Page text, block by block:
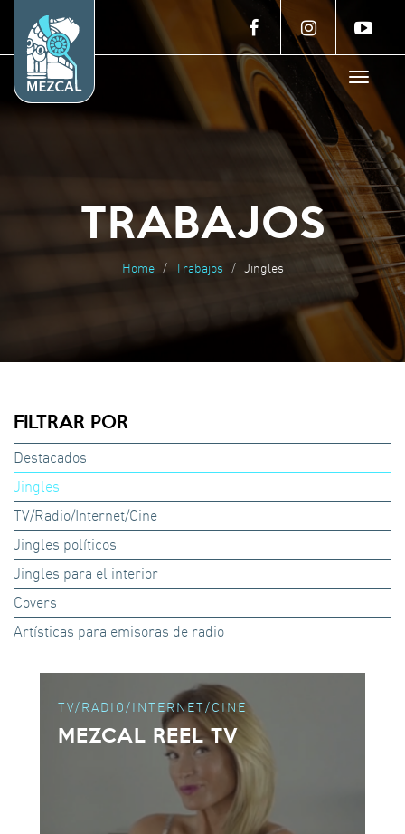
Toggle
TRABAJOS
Home Trabajos Jingles
FILTRAR POR
Destacados
Jingles
TV/Radio/Internet/Cine
Jingles políticos
Jingles para el interior
Covers
Artísticas para emisoras de radio
TV/RADIO/INTERNET/CINE
MEZCAL REEL TV